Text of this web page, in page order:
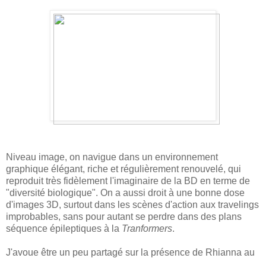
Niveau image, on navigue dans un environnement
graphique élégant, riche et régulièrement renouvelé, qui
reproduit très fidèlement l'imaginaire de la BD en terme de
"diversité biologique". On a aussi droit à une bonne dose
d'images 3D, surtout dans les scènes d'action aux travelings
improbables, sans pour autant se perdre dans des plans
séquence épileptiques à la Tranformers.
J'avoue être un peu partagé sur la présence de Rhianna au